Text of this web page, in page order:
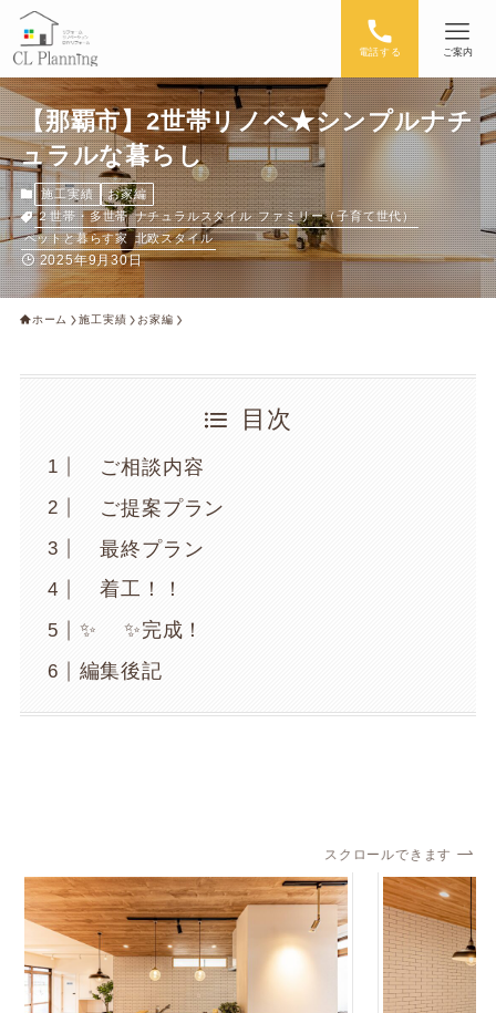
電話する ご案内
【那覇市】2世帯リノベ★シンプルナチ
ュラルな暮らし
施工実績
お家編
２世帯・多世帯 ナチュラルスタイル ファミリー（子育て世代）
ペットと暮らす家 北欧スタイル
2025年9月30日
ホーム 施工実績 お家編
目次
ご相談内容
ご提案プラン
最終プラン
着工！！
✨ ✨完成！
編集後記
スクロールできます